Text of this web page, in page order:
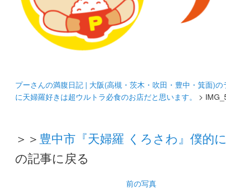
プーさんの満腹日記 | 大阪(高槻・茨木・吹田・豊中・箕面)
に天婦羅好きは超ウルトラ必食のお店だと思います。
>
＞＞ 豊中市『天婦羅 くろさわ』僕的
の記事に戻る
前の写真